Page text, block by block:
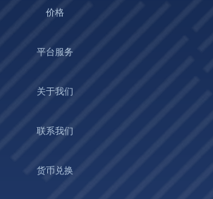
价格
平台服务
关于我们
联系我们
货币兑换